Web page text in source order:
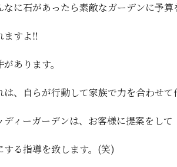
なに石があったら素敵なガーデンに予算
ますよ‼️
あります。
は、自らが行動して家族で力を合わせて
ディーガーデンは、お客様に提案をして
する指導を致します。(笑)